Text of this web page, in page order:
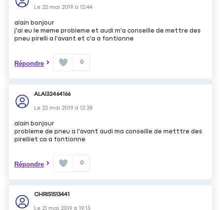
Le 22 mai 2019 à12:44
alain bonjour
j'ai eu le meme probleme et audi m'a conseille de mettre des
pneu pirelli a l'avant et c'a a fontionne
Répondre 0
ALAI32464166
Le 22 mai 2019 à12:38
alain bonjour
probleme de pneu a l'avant audi ma conseille de metttre des
pirelliet ca a fontionne
Répondre 0
CHRI51513441
Le 21 mai 2019 à19:13